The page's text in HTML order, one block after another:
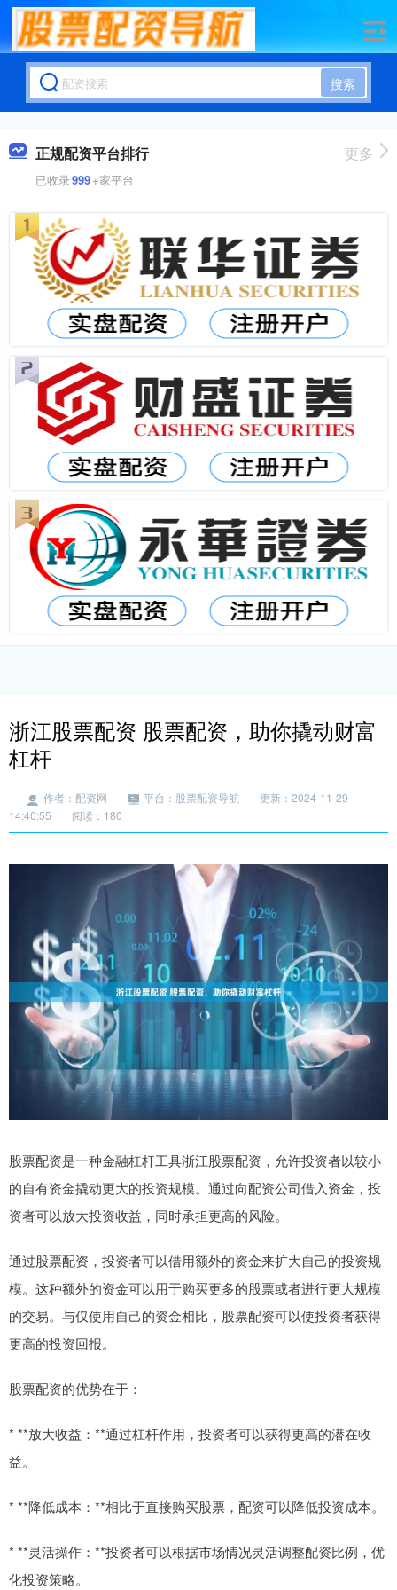
搜索
正规配资平台排行
已收录999+家平台
更多
浙江股票配资 股票配资，助你撬动财富
杠杆
作者：配资网 平台：股票配资导航
更新：2024-11-29
14:40:55
阅读：180
股票配资是一种金融杠杆工具浙江股票配资，允许投资者以较小
的自有资金撬动更大的投资规模。通过向配资公司借入资金，投
资者可以放大投资收益，同时承担更高的风险。
通过股票配资，投资者可以借用额外的资金来扩大自己的投资规
模。这种额外的资金可以用于购买更多的股票或者进行更大规模
的交易。与仅使用自己的资金相比，股票配资可以使投资者获得
更高的投资回报。
股票配资的优势在于：
* **放大收益：**通过杠杆作用，投资者可以获得更高的潜在收
益。
* **降低成本：**相比于直接购买股票，配资可以降低投资成本。
* **灵活操作：**投资者可以根据市场情况灵活调整配资比例，优
化投资策略。